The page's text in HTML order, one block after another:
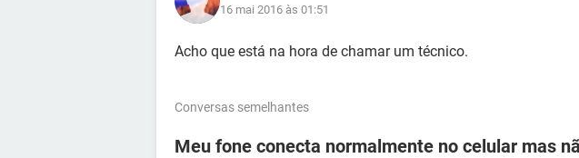
16 mai 2016 às 01:51
Acho que está na hora de chamar um técnico.
Conversas semelhantes
Meu fone conecta normalmente no celular mas